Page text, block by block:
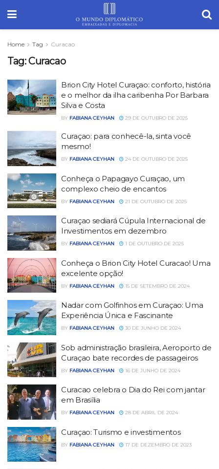
Home Tag Curacao
Tag:Curacao
Brion City Hotel Curaçao: conforto, história
e o melhor da ilha caribenha Por Barbara
Silva e Costa
BY FABIANA CEYHAN 29 DE OUTUBRO DE 2025
Curaçao: para conhecê-la, sinta você
mesmo!
BY FABIANA CEYHAN 24 DE OUTUBRO DE 2025
Conheça o Papagayo Curaçao, um
complexo cheio de encantos
BY FABIANA CEYHAN 21 DE OUTUBRO DE 2025
Curaçao sediará Cúpula Internacional de
Investimentos em dezembro
BY FABIANA CEYHAN 1 DE OUTUBRO DE 2025
Conheça o Brion City Hotel Curacao! Uma
excelente opção!
BY FABIANA CEYHAN 15 DE SETEMBRO DE 2024
Nadar com Golfinhos em Curaçao: Uma
Experiência Única e Fascinante
BY FABIANA CEYHAN 30 DE JUNHO DE 2024
Sob administração brasileira, Aeroporto de
Curaçao bate recordes de passageiros
BY FABIANA CEYHAN 16 DE JUNHO DE 2024
Curacao celebra o Dia do Rei com jantar
em Brasília
BY FABIANA CEYHAN 28 DE ABRIL DE 2024
Curaçao: Turismo e investimentos
BY FABIANA CEYHAN 17 DE DEZEMBRO DE 2023